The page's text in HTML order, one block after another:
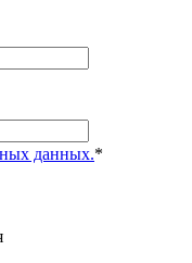
данных.*